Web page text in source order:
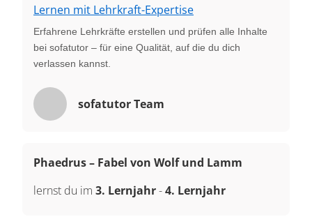
Lernen mit Lehrkraft-Expertise
Erfahrene Lehrkräfte erstellen und prüfen alle Inhalte
bei sofatutor – für eine Qualität, auf die du dich
verlassen kannst.
sofatutor Team
Phaedrus – Fabel von Wolf und Lamm
lernst du im 3. Lernjahr-4. Lernjahr